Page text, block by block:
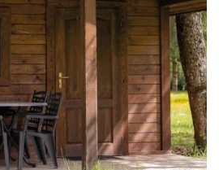
du Lac
73610 Saint-Alban-de-Montbel
10